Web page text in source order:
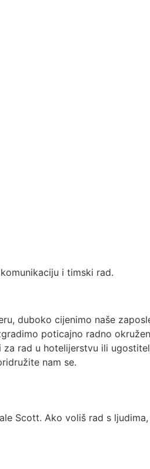
i timski rad.
duboko cijenimo naše
poticajno radno
za rad u hotelijerstvu ili
nam se.
Scott. Ako voliš rad s